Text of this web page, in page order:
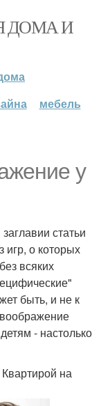
ДОМА И
мебель
у
статьи
игр, о которых
всяких
быть, и не к
- настолько
на